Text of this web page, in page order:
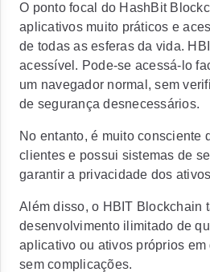
O ponto focal do HashBit
aplicativos muito práticos e
de todas as esferas da vida.
acessível. Pode-se acessá-lo
um navegador normal, sem
de segurança desnecessários.
No entanto, é muito consciente
clientes e possui sistemas de
garantir a privacidade dos
Além disso, o HBIT Blockchain
desenvolvimento ilimitado de
aplicativo ou ativos próprios
sem complicações.